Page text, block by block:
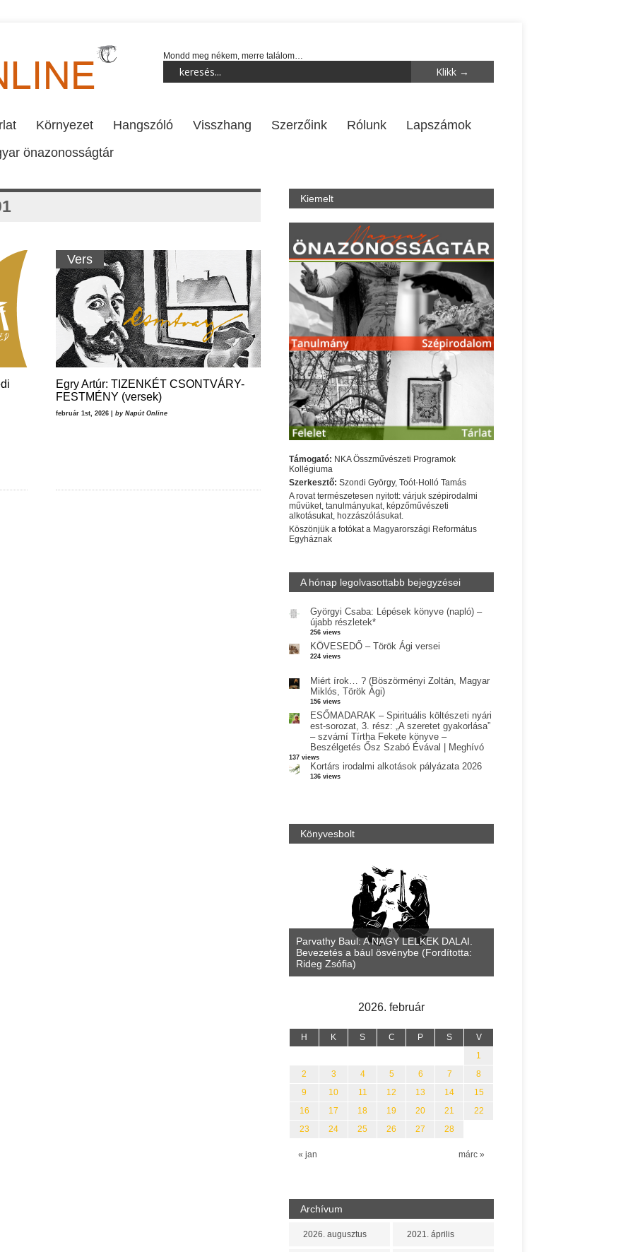
Mondd meg nékem, merre találom…
Környezet Hangszóló Visszhang Szerzőink Rólunk
Lapszámok
önazonosságtár
Vers
Egry Artúr: TIZENKÉT CSONTVÁRY-
FESTMÉNY (versek)
február 1st, 2026 | by Napút Online
Kiemelt
Támogató: NKA Összművészeti Programok
Kollégiuma
Szerkesztő: Szondi György, Toót-Holló Tamás
A rovat természetesen nyitott: várjuk szépirodalmi
művüket, tanulmányukat, képzőművészeti
alkotásukat, hozzászólásukat.
Köszönjük a fotókat a Magyarországi Református
Egyháznak
A hónap legolvasottabb bejegyzései
Györgyi Csaba: Lépések könyve (napló) –
újabb részletek*
256 views
KÖVESEDŐ – Török Ági versei
224 views
Miért írok… ? (Böszörményi Zoltán, Magyar
Miklós, Török Ági)
156 views
ESŐMADARAK – Spirituális költészeti nyári
est-sorozat, 3. rész: „A szeretet gyakorlása”
– szvámí Tírtha Fekete könyve –
Beszélgetés Ősz Szabó Évával | Meghívó
137 views
Kortárs irodalmi alkotások pályázata 2026
136 views
Könyvesbolt
Parvathy Baul: A NAGY LELKEK DALAI.
Bevezetés a bául ösvénybe (Fordította:
Rideg Zsófia)
2026. február
H K S C P S V
« jan márc »
1
2
3 4 5 6 7
8
9
10 11 12 13 14
15
16
17 18 19 20 21
22
23
24 25 26 27 28
Archívum
2026. augusztus 2021. április